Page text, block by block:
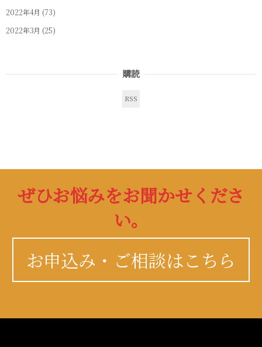
2022年4月 (73)
2022年3月 (25)
購読
RSS
ぜひお悩みをお聞かせくださ
い。
お申込み・ご相談はこちら